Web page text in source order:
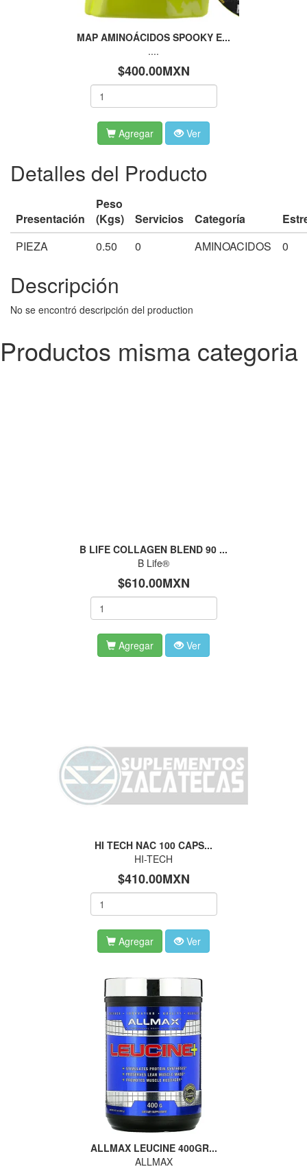
MAP AMINOÁCIDOS SPOOKY E...
....
$400.00MXN
Agregar Ver
Detalles del Producto
Presentación
Peso
(Kgs)
Servicios Categoría
PIEZA
0.50 0 AMINOACIDOS 0
Descripción
No se encontró descripción del production
Productos misma categoria
B LIFE COLLAGEN BLEND 90 ...
B Life®
$610.00MXN
Agregar Ver
HI TECH NAC 100 CAPS...
HI-TECH
$410.00MXN
Agregar Ver
ALLMAX LEUCINE 400GR...
ALLMAX